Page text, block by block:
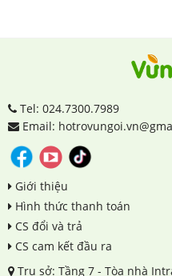
Tel: 024.7300.7989
Email:
Giới thiệu
Hình thức thanh toán
CS đổi và trả
CS cam kết đầu ra
Trụ sở: Tầng 7 - Tòa nhà